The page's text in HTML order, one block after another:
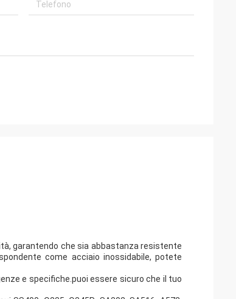
garantendo che sia abbastanza resistente
come acciaio inossidabile, potete
e specifiche.puoi essere sicuro che il tuo